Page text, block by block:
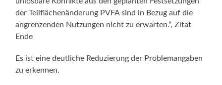
der Teilflächenänderung PVFA sind in Bezug auf die
angrenzenden Nutzungen nicht zu erwarten.“, Zitat
Ende
Es ist eine deutliche Reduzierung der Problemangaben
zu erkennen.